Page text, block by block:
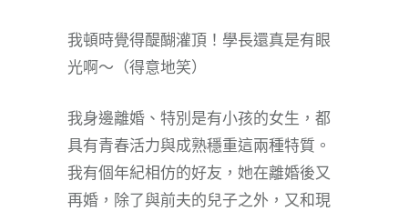
我頓時覺得醍醐灌頂！學長還真是有眼
光啊～（得意地笑）
我身邊離婚、特別是有小孩的女生，都
具有青春活力與成熟穩重這兩種特質。
我有個年紀相仿的好友，她在離婚後又
再婚，除了與前夫的兒子之外，又和現